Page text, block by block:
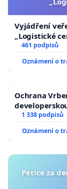
Vyjádření
„Logistické
461 podpisů
Oznámení o
Ochrana
1 338 podpisů
Oznámení o
Petice za